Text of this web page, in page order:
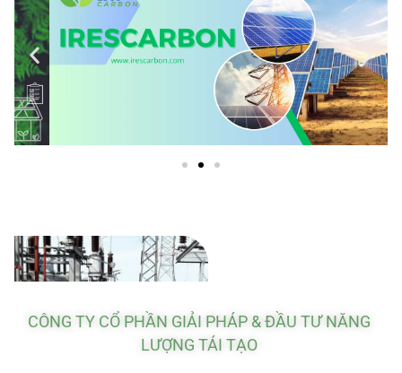
CÔNG TY CỔ PHẦN GIẢI PHÁP & ĐẦU TƯ NĂNG
LƯỢNG TÁI TẠO